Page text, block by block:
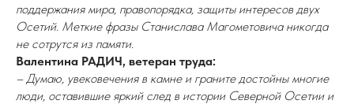
поддержания мира, правопорядка, защиты интересов двух
Осетий. Меткие фразы Станислава Магометовича никогда
не сотрутся из памяти.
Валентина РАДИЧ, ветеран труда:
– Думаю, увековечения в камне и граните достойны многие
люди, оставившие яркий след в истории Северной Осетии и